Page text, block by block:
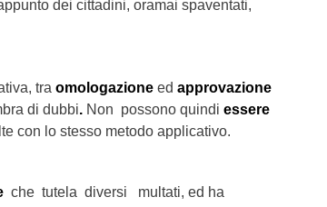
dei cittadini, oramai spaventati,
tra omologazione ed approvazione
di dubbi. Non possono quindi essere
con lo stesso metodo applicativo.
che tutela diversi multati, ed ha